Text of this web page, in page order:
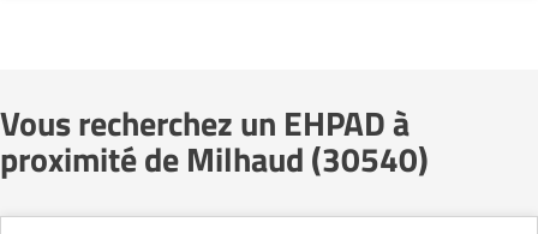
Vous recherchez un EHPAD à
proximité de Milhaud (30540)